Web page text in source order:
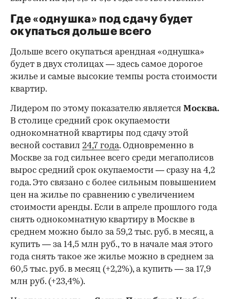
Где «однушка» под сдачу будет
окупаться дольше всего
Дольше всего окупаться арендная «однушка»
будет в двух столицах — здесь самое дорогое
жилье и самые высокие темпы роста стоимости
квартир.
Лидером по этому показателю является Москва.
В столице средний срок окупаемости
однокомнатной квартиры под сдачу этой
весной составил 24,7 года. Одновременно в
Москве за год сильнее всего среди мегаполисов
вырос средний срок окупаемости — сразу на 4,2
года. Это связано с более сильным повышением
цен на жилье по сравнению с увеличением
стоимости аренды. Если в апреле прошлого года
снять однокомнатную квартиру в Москве в
среднем можно было за 59,2 тыс. руб. в месяц, а
купить — за 14,5 млн руб., то в начале мая этого
года снять такое же жилье можно в среднем за
60,5 тыс. руб. в месяц (+2,2%), а купить — за 17,9
млн руб. (+23,4%).